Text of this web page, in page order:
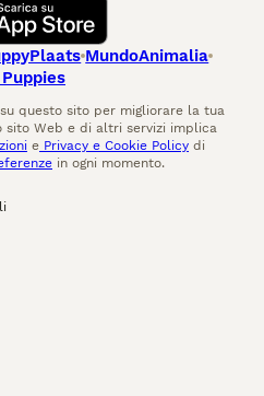
MundoAnimalia
questo sito per migliorare la tua
sito Web e di altri servizi implica
e Privacy e Cookie Policy di
in ogni momento.